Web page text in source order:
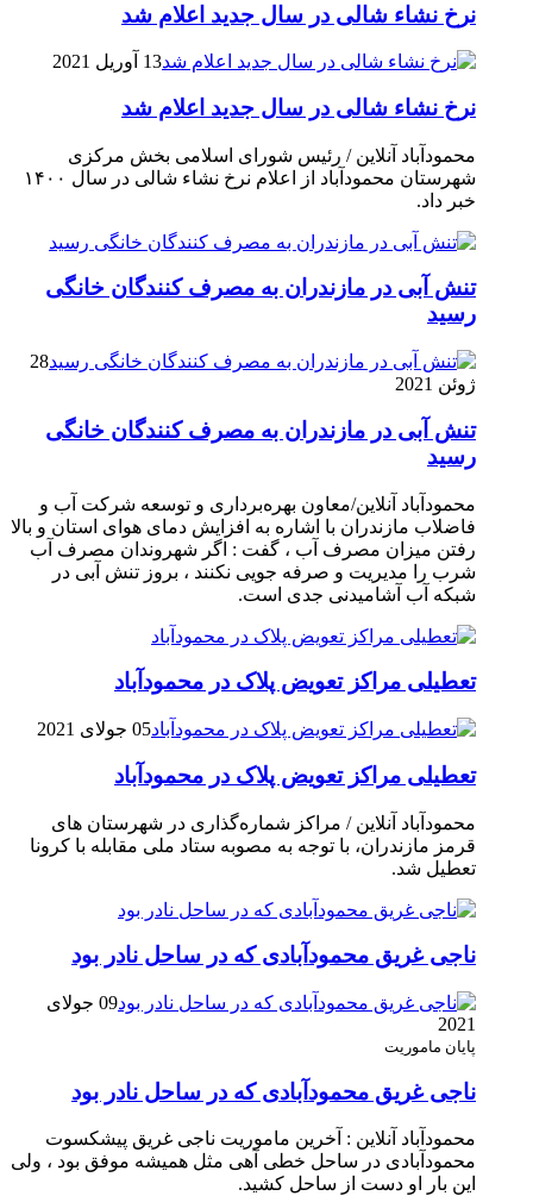
نرخ نشاء شالی در سال جدید اعلام شد
13 آوریل 2021
نرخ نشاء شالی در سال جدید اعلام شد
محمودآباد آنلاین / رئیس شورای اسلامی بخش مرکزی
شهرستان محمودآباد از اعلام نرخ نشاء شالی در سال ۱۴۰۰
خبر داد.
تنش آبی در مازندران به مصرف كنندگان خانگی
رسيد
28
ژوئن 2021
تنش آبی در مازندران به مصرف كنندگان خانگی
رسيد
محمودآباد آنلاین/معاون بهره‌برداری و توسعه شرکت آب و
فاضلاب مازندران با اشاره به افزایش دمای هوای استان و بالا
رفتن میزان مصرف آب ، گفت : اگر شهروندان مصرف آب
شرب را مدیریت و صرفه جویی نکنند ، بروز تنش آبی در
شبکه آب آشامیدنی جدی است.
تعطیلی مراکز تعویض پلاک در محمودآباد
05 جولای 2021
تعطیلی مراکز تعویض پلاک در محمودآباد
محمودآباد آنلاین / مراکز شماره‌گذاری در شهر‌ستان های
قرمز مازندران، با توجه به مصوبه ستاد ملی مقابله با کرونا
تعطیل شد.
ناجی غریق محمودآبادی که در ساحل نادر بود
09 جولای
2021
پایان ماموریت
ناجی غریق محمودآبادی که در ساحل نادر بود
محمودآباد آنلاین : آخرین ماموریت ناجی غریق پیشکسوت
محمودآبادی در ساحل خطی آهی مثل همیشه موفق بود ، ولی
این بار او دست از ساحل کشید.